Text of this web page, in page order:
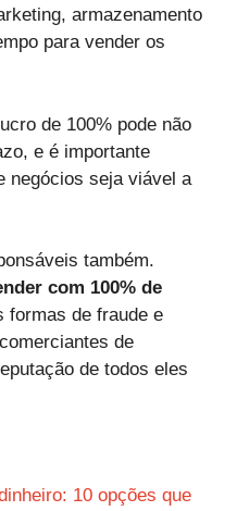
armazenamento
para vender os
de 100% pode não
e é importante
negócios seja viável a
também.
com 100% de
formas de fraude e
de
de todos eles
10 opções que